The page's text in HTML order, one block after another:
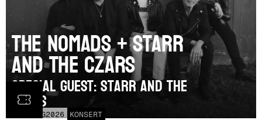
AUG2026 KONSERT
The Nomads + Starr
and the Czars
SPECIAL GUEST: Starr and the
Czars